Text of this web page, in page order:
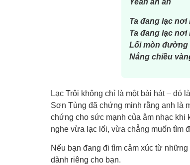
Yeah ah ah
Ta đang lạc nơi
Ta đang lạc nơi
Lối mòn đường
Nắng chiều
Lạc Trôi không chỉ là một bài hát – đó
Sơn Tùng đã chứng minh rằng anh là
chứng cho sức mạnh của âm nhạc khi
nghe vừa lạc lối, vừa chẳng muốn tìm
Nếu bạn đang đi tìm cảm xúc từ
dành riêng cho bạn.